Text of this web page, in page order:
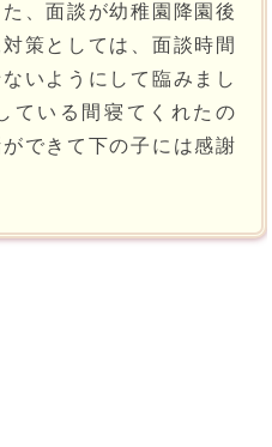
、面談が幼稚園降園後
策としては、面談時間
いようにして臨みまし
ている間寝てくれたの
できて下の子には感謝